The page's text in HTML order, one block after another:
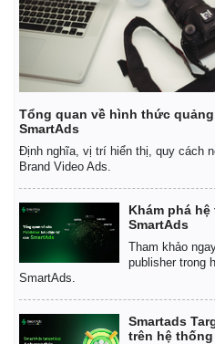
Tổng quan về hình thức
SmartAds
Định nghĩa, vị trí hiển thị, quy cách
Brand Video Ads.
Khám phá
SmartAds
Tham khảo
publisher trong
SmartAds.
Smartads
trên hệ